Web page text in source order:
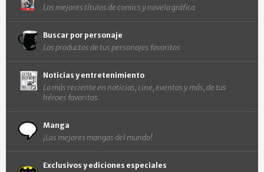
Los mejores títulos de comics y novela gráfica
Buscar por personaje
Los productos de tus personajes favoritos
Noticias y entretenimiento
Lo más reciente en noticias, cine, eventos y más, de tus
héroes favoritos.
Manga
¡Los mejores mangas del mundo!
Exclusivos y ediciones especiales